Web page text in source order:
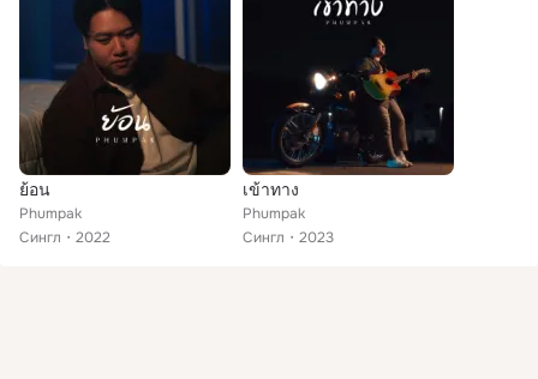
ย้อน
Phumpak
Сингл
2022
เข้าทาง
Phumpak
Сингл
2023